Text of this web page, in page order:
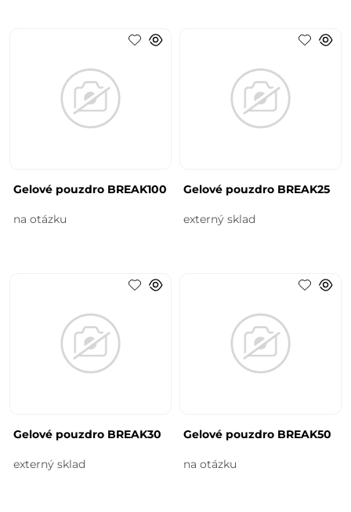
Gelové pouzdro BREAK100
na otázku
Gelové pouzdro BREAK25
externý sklad
Gelové pouzdro BREAK30
externý sklad
Gelové pouzdro BREAK50
na otázku